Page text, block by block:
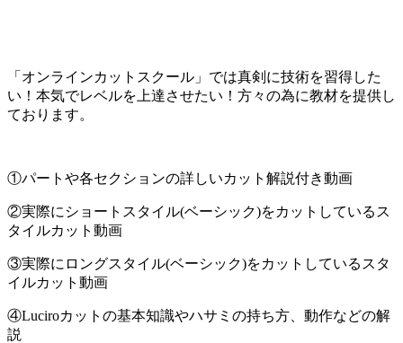
「オンラインカットスクール」では真剣に技術を習得した
い！本気でレベルを上達させたい！方々の為に教材を提供し
ております。
①パートや各セクションの詳しいカット解説付き動画
②実際にショートスタイル(ベーシック)をカットしているス
タイルカット動画
③実際にロングスタイル(ベーシック)をカットしているスタ
イルカット動画
④Luciroカットの基本知識やハサミの持ち方、動作などの解
説